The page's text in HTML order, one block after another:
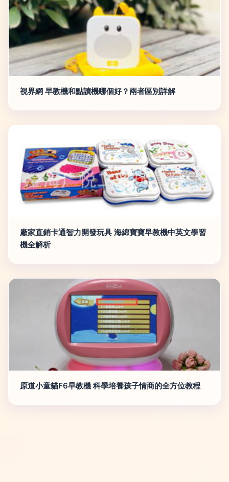
視界網 早教機和點讀機哪個好？兩者區別詳解
廠家直銷卡通智力開發玩具 海綿寶寶早教機中英文學習
機全解析
原道小童貓F6早教機 科學培養孩子情商的全方位教程